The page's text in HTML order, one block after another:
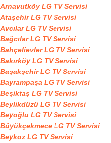
Arnavutköy LG TV Servisi
Ataşehir LG TV Servisi
Avcılar LG TV Servisi
Bağcılar LG TV Servisi
Bahçelievler LG TV Servisi
Bakırköy LG TV Servisi
Başakşehir LG TV Servisi
Bayrampaşa LG TV Servisi
Beşiktaş LG TV Servisi
Beylikdüzü LG TV Servisi
Beyoğlu LG TV Servisi
Büyükçekmece LG TV Servisi
Beykoz LG TV Servisi